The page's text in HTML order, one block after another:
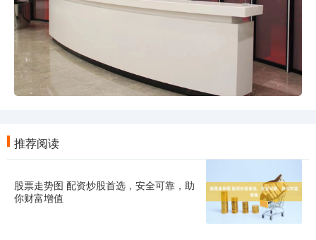
推荐阅读
股票走势图 配资炒股首选，安全可靠，助
你财富增值